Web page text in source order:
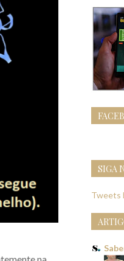
SIGA
Tweets